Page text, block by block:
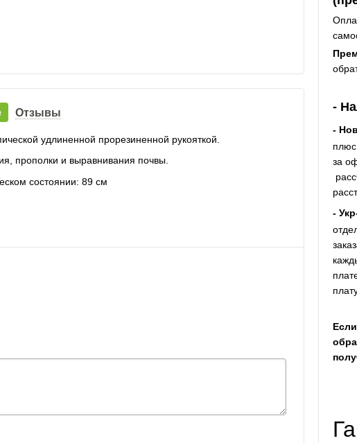
Отзывы
удлиненной прорезиненной рукояткой.
прополки и выравнивания почвы.
состоянии: 89 см
-
-
за
-